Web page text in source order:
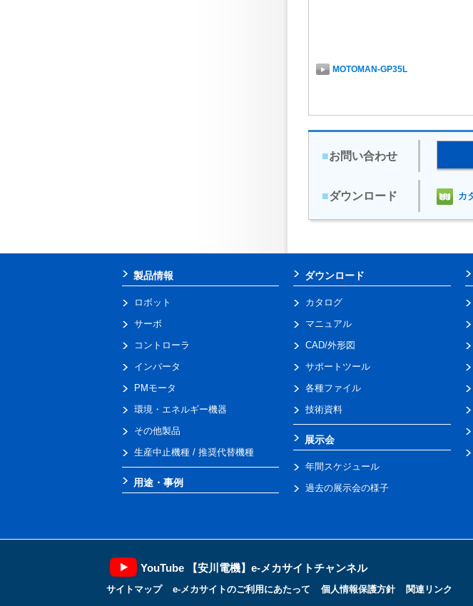
MOTOMAN-GP35L
MOTOMAN-GP50
■お問い合わせ
■ダウンロード カ
製品情報
ロボット
サーボ
コントローラ
インバータ
PMモータ
環境・エネルギー機器
その他製品
生産中止機種 / 推奨代替機種
用途・事例
ダウンロード
カタログ
マニュアル
CAD/外形図
サポートツール
各種ファイル
技術資料
展示会
年間スケジュール
過去の展示会の様子
YouTube 【安川電機】e-メカサイトチャンネル
サイトマップ e-メカサイトのご利用にあたって 個人情報保護方針 関連リンク